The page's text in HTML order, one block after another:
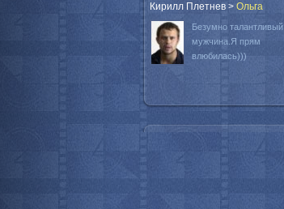
Кирилл Плетнев > Oльга
Безумно талантливый
мужчина.Я прям
влюбилась)))